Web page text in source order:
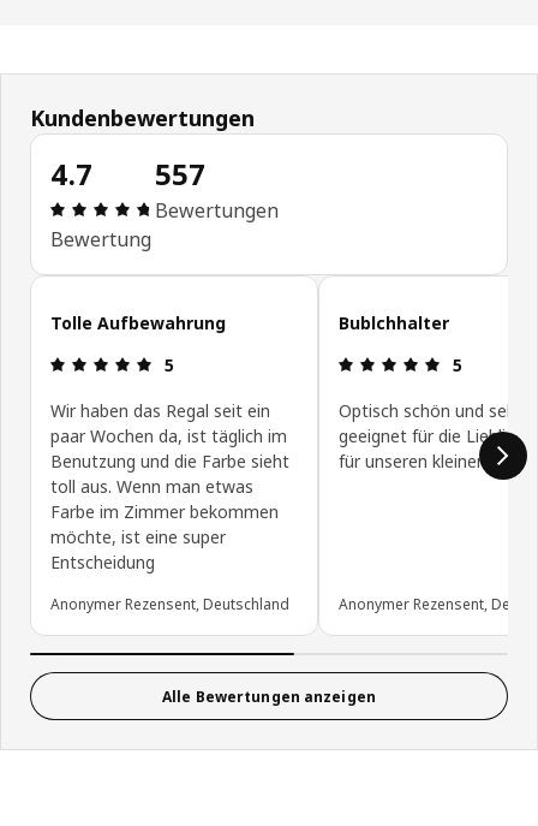
Kundenbewertungen
4.7
Produktbewertung: 4.7 von 5 Sterne Alle
Bewertung
557
Bewertungen
Kundenbewertungen überspringen
Tolle Aufbewahrung
Produktbewertung: 5 von 5 Sterne
5
Wir haben das Regal seit ein
paar Wochen da, ist täglich im
Benutzung und die Farbe sieht
toll aus. Wenn man etwas
Farbe im Zimmer bekommen
möchte, ist eine super
Entscheidung
Anonymer Rezensent, Deutschland
Bublchhalter
5
Optisch schön und sehr
geeignet für die Liebling
für unseren kleinen
Anonymer Rezensent,
Alle Bewertungen anzeigen